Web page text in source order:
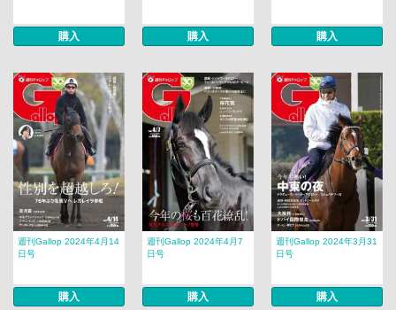
購入 購入 購入
週刊Gallop 2024年4月14
日号
購入
週刊Gallop 2024年4月7
日号
購入
週刊Gallop 2024年3月31
日号
購入